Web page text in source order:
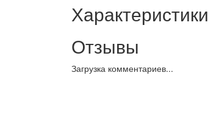
Характеристики
Отзывы
Загрузка комментариев...